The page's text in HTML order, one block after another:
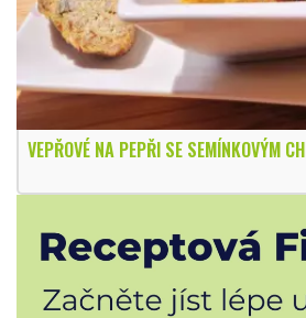
VEPŘOVÉ NA PEPŘI SE SEMÍNKOVÝM